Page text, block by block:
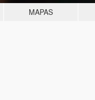
MAPAS